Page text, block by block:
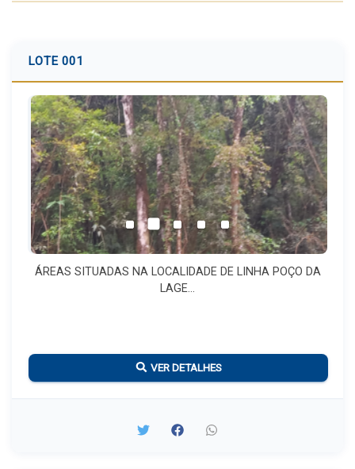
LOTE 001
ÁREAS SITUADAS NA LOCALIDADE DE LINHA POÇO DA
LAGE...
VER DETALHES